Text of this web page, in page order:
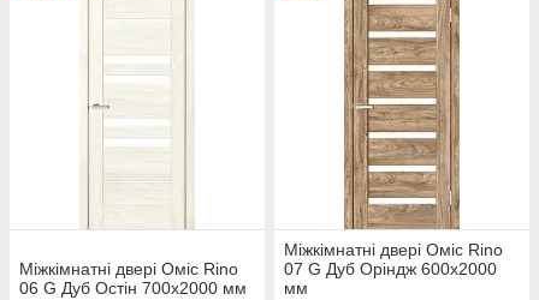
Міжкімнатні двері Оміс Rino
06 G Дуб Остін 700х2000 мм
Міжкімнатні двері Оміс Rino
07 G Дуб Оріндж 600х2000
мм